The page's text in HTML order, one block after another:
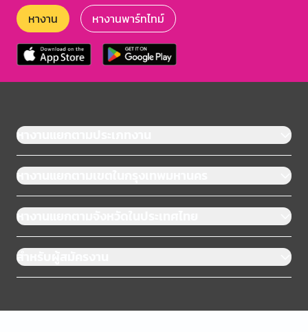
หางาน หางานพาร์ทไทม์
หางานแยกตามประเภทงาน
หางานแยกตามเขตในกรุงเทพมหานคร
หางานแยกตามจังหวัดในประเทศไทย
สำหรับผู้สมัครงาน